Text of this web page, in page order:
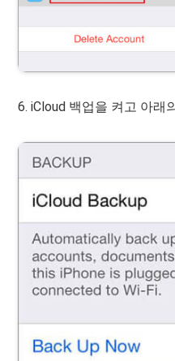
6. iCloud 백업을 켜고 아래